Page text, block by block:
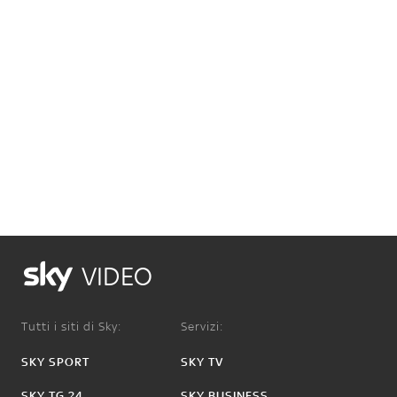
VIDEO
Tutti i siti di Sky:
SKY SPORT
Servizi:
SKY TV